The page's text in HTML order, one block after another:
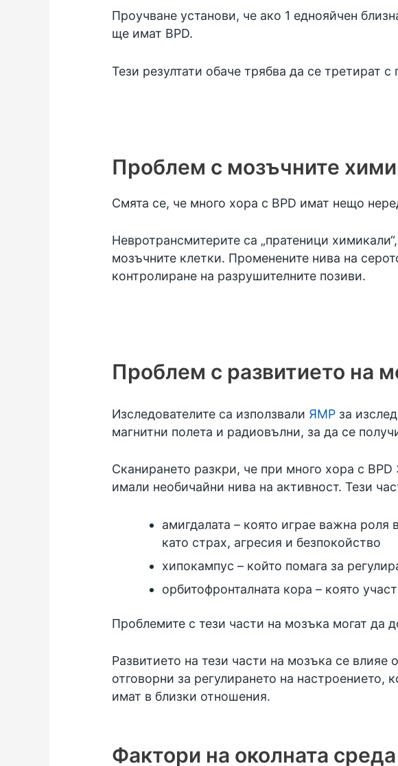
Проучване установи, че ако 1 еднояйчен
ще имат BPD.
Тези резултати обаче трябва да се третират
Проблем с мозъчните
Смята се, че много хора с BPD имат нещо
Невротрансмитерите са „пратеници
мозъчните клетки. Променените нива на
контролиране на разрушителните позиви.
Проблем с развитието на
Изследователите са използвали ЯМРза
магнитни полета и радиовълни, за да се
Сканирането разкри, че при много хора с
имали необичайни нива на активност. Тези
амигдалата – която играе важна роля
като страх, агресия и безпокойство
хипокампус – който помага за
орбитофронталната кора – която
Проблемите с тези части на мозъка могат да
Развитието на тези части на мозъка се
отговорни за регулирането на
имат в близки отношения.
Фактори на околната среда